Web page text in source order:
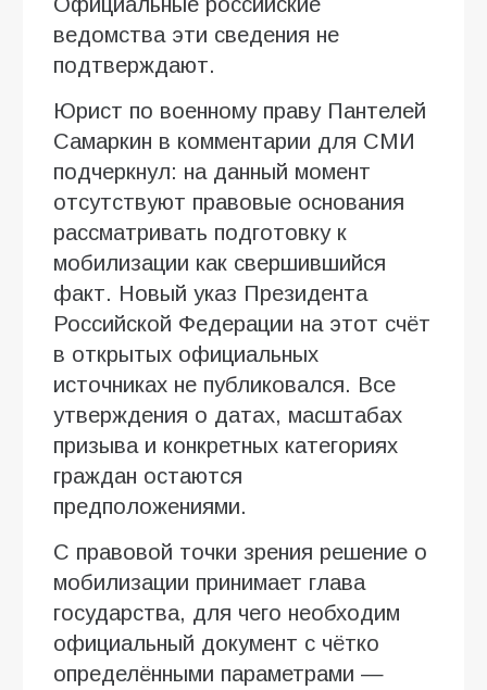
ведомства эти сведения не
подтверждают.
Юрист по военному праву Пантелей
Самаркин в комментарии для СМИ
подчеркнул: на данный момент
отсутствуют правовые основания
рассматривать подготовку к
мобилизации как свершившийся
факт. Новый указ Президента
Российской Федерации на этот счёт
в открытых официальных
источниках не публиковался. Все
утверждения о датах, масштабах
призыва и конкретных категориях
граждан остаются
предположениями.
С правовой точки зрения решение о
мобилизации принимает глава
государства, для чего необходим
официальный документ с чётко
определёнными параметрами —